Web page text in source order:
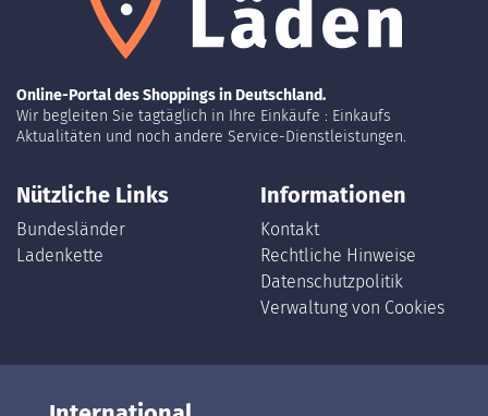
Online-Portal des Shoppings in Deutschland.
Wir begleiten Sie tagtäglich in Ihre Einkäufe : Einkaufs
Aktualitäten und noch andere Service-Dienstleistungen.
Nützliche Links
Bundesländer
Ladenkette
Informationen
Kontakt
Rechtliche Hinweise
Datenschutzpolitik
Verwaltung von Cookies